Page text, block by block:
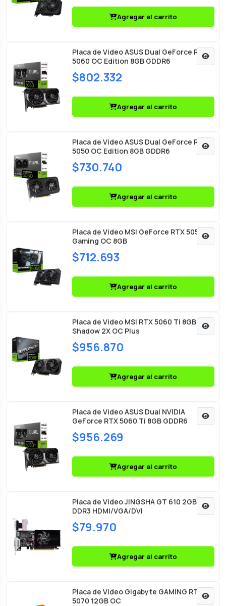
Agregar al carrito
Placa de Video ASUS Dual GeForce RTX
5060 OC Edition 8GB GDDR6
$802.332
Agregar al carrito
Placa de Video ASUS Dual GeForce RTX
5050 OC Edition 8GB GDDR6
$730.740
Agregar al carrito
Placa de Video MSI GeForce RTX 5050
Gaming OC 8GB
$712.693
Agregar al carrito
Placa de Video MSI RTX 5060 Ti 8GB
Shadow 2X OC Plus
$956.870
Agregar al carrito
Placa de Video ASUS Dual NVIDIA
GeForce RTX 5060 Ti 8GB GDDR6
$956.269
Agregar al carrito
Placa de Video JINGSHA GT 610 2GB
DDR3 HDMI/VGA/DVI
$79.970
Agregar al carrito
Placa de Video Gigabyte GAMING RTX
5070 12GB OC